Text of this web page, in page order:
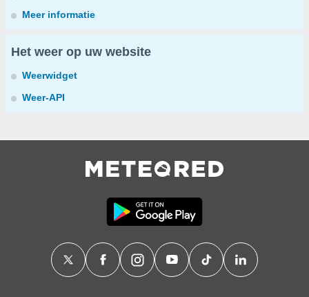
Meer informatie
Het weer op uw website
Weerwidget
Weer-API